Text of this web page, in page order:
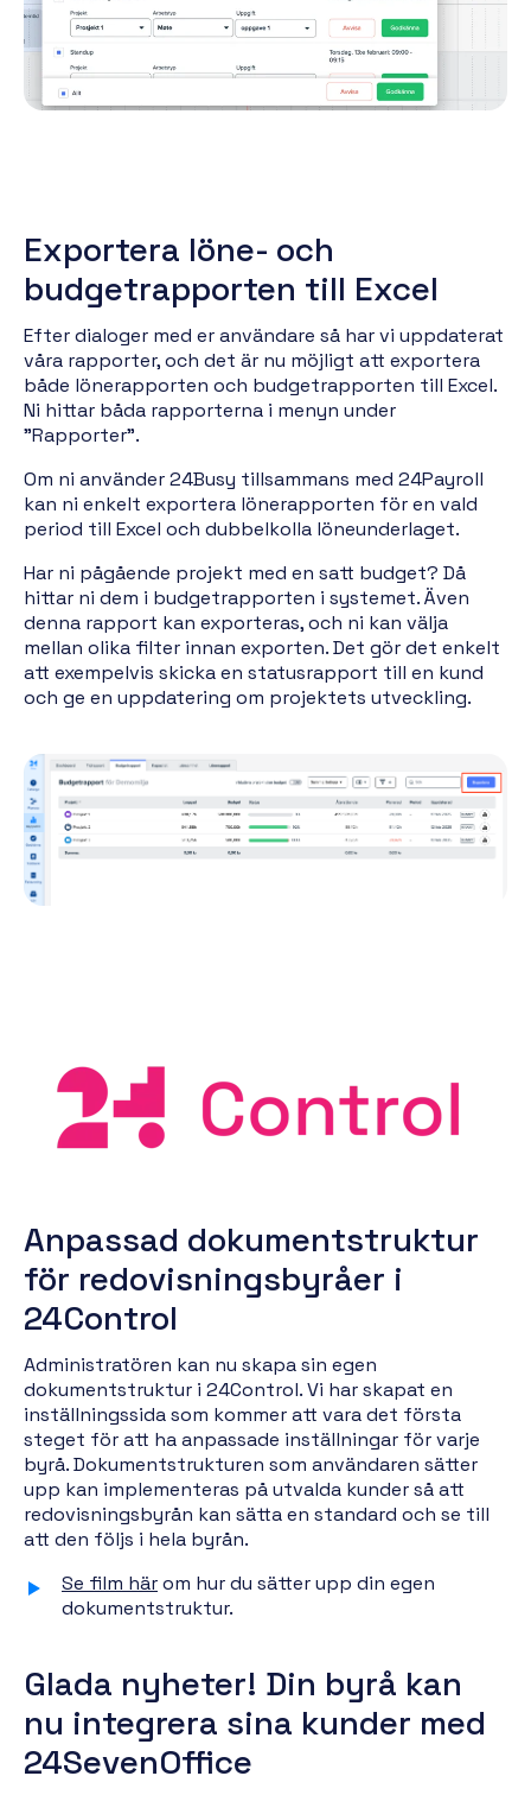
Exportera löne- och
budgetrapporten till Excel
Efter dialoger med er användare så har vi uppdaterat
våra rapporter, och det är nu möjligt att exportera
både lönerapporten och budgetrapporten till Excel.
Ni hittar båda rapporterna i menyn under
"Rapporter".
Om ni använder 24Busy tillsammans med 24Payroll
kan ni enkelt exportera lönerapporten för en vald
period till Excel och dubbelkolla löneunderlaget.
Har ni pågående projekt med en satt budget? Då
hittar ni dem i budgetrapporten i systemet. Även
denna rapport kan exporteras, och ni kan välja
mellan olika filter innan exporten. Det gör det enkelt
att exempelvis skicka en statusrapport till en kund
och ge en uppdatering om projektets utveckling.
Anpassad dokumentstruktur
för redovisningsbyråer i
24Control
Administratören kan nu skapa sin egen
dokumentstruktur i 24Control. Vi har skapat en
inställningssida som kommer att vara det första
steget för att ha anpassade inställningar för varje
byrå. Dokumentstrukturen som användaren sätter
upp kan implementeras på utvalda kunder så att
redovisningsbyrån kan sätta en standard och se till
att den följs i hela byrån.
Se film härom hur du sätter upp din egen
dokumentstruktur.
Glada nyheter! Din byrå kan
nu integrera sina kunder med
24SevenOffice